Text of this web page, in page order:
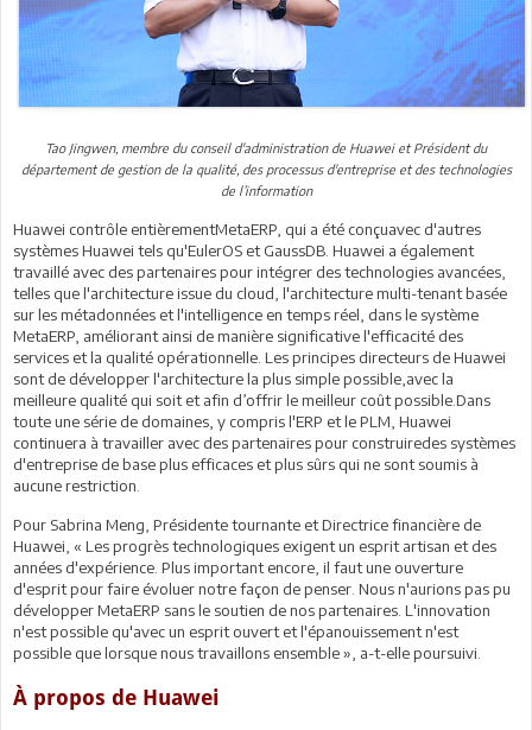
Tao Jingwen, membre du conseil d'administration de Huawei et Président du
département de gestion de la qualité, des processus d'entreprise et des technologies
de l’information
Huawei contrôle entièrementMetaERP, qui a été conçuavec d'autres
systèmes Huawei tels qu'EulerOS et GaussDB. Huawei a également
travaillé avec des partenaires pour intégrer des technologies avancées,
telles que l'architecture issue du cloud, l'architecture multi-tenant basée
sur les métadonnées et l'intelligence en temps réel, dans le système
MetaERP, améliorant ainsi de manière significative l'efficacité des
services et la qualité opérationnelle. Les principes directeurs de Huawei
sont de développer l'architecture la plus simple possible,avec la
meilleure qualité qui soit et afin d’offrir le meilleur coût possible.Dans
toute une série de domaines, y compris l'ERP et le PLM, Huawei
continuera à travailler avec des partenaires pour construiredes systèmes
d'entreprise de base plus efficaces et plus sûrs qui ne sont soumis à
aucune restriction.
Pour Sabrina Meng, Présidente tournante et Directrice financière de
Huawei, « Les progrès technologiques exigent un esprit artisan et des
années d'expérience. Plus important encore, il faut une ouverture
d'esprit pour faire évoluer notre façon de penser. Nous n'aurions pas pu
développer MetaERP sans le soutien de nos partenaires. L'innovation
n'est possible qu'avec un esprit ouvert et l'épanouissement n'est
possible que lorsque nous travaillons ensemble », a-t-elle poursuivi.
À propos de Huawei